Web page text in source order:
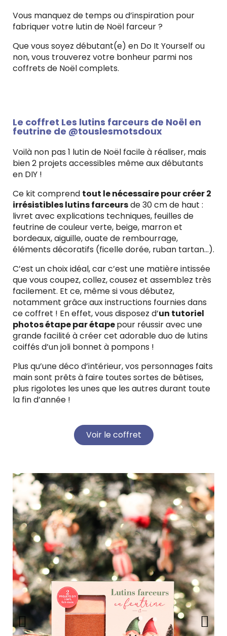
Vous manquez de temps ou d’inspiration pour
fabriquer votre lutin de Noël farceur ?
Que vous soyez débutant(e) en Do It Yourself ou
non, vous trouverez votre bonheur parmi nos
coffrets de Noël complets.
Le coffret Les lutins farceurs de Noël en
feutrine de @touslesmotsdoux
Voilà non pas 1 lutin de Noël facile à réaliser, mais
bien 2 projets accessibles même aux débutants
en DIY !
Ce kit comprend tout le nécessaire pour créer 2
irrésistibles lutins farceursde 30 cm de haut :
livret avec explications techniques, feuilles de
feutrine de couleur verte, beige, marron et
bordeaux, aiguille, ouate de rembourrage,
éléments décoratifs (ficelle dorée, ruban tartan…).
C’est un choix idéal, car c’est une matière intissée
que vous coupez, collez, cousez et assemblez très
facilement. Et ce, même si vous débutez,
notamment grâce aux instructions fournies dans
ce coffret ! En effet, vous disposez d’un tutoriel
photos étape par étapepour réussir avec une
grande facilité à créer cet adorable duo de lutins
coiffés d’un joli bonnet à pompons !
Plus qu’une déco d’intérieur, vos personnages faits
main sont prêts à faire toutes sortes de bêtises,
plus rigolotes les unes que les autres durant toute
la fin d’année !
Voir le coffret